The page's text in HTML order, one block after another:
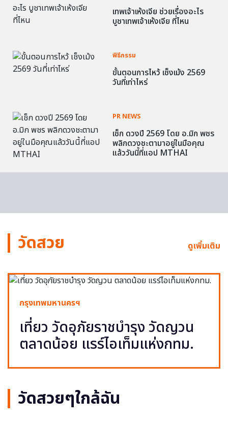
เทพเจ้าเห้งเจีย ช่วยเรื่องอะไร
บูชาเทพเจ้าเห้งเจีย ที่ไหน
พิธีกรรม
ขั้นตอนการไหว้ เช็งเม้ง 2569
วันที่เท่าไหร่
PR NEWS
เช็ก ดวงปี 2569 โดย อ.มิก พชร
พลิกดวงชะตามาอยู่ในมือคุณ
แล้ววันนี้ที่แอป MTHAI
วัดสวย ดูเพิ่มเติม
กรุงเทพมหานครฯ
เที่ยว วัดอุภัยราชบำรุง วัดญวน
ตลาดน้อย แรร์ไอเท็มแห่งกทม.
วัดสวยๆใกล้ฉัน